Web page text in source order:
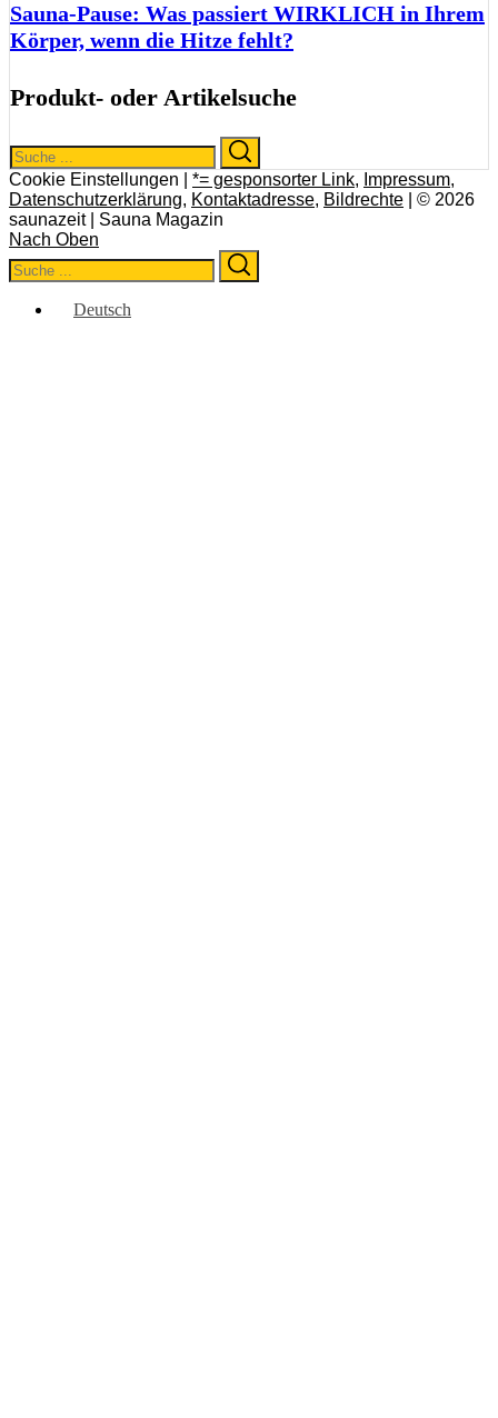
Sauna-Pause: Was passiert WIRKLICH in Ihrem
Körper, wenn die Hitze fehlt?
Produkt- oder Artikelsuche
Search
for:
Cookie Einstellungen | *= gesponsorter Link, Impressum,
Datenschutzerklärung, Kontaktadresse, Bildrechte | © 2026
saunazeit | Sauna Magazin
Nach Oben
Search
for:
Deutsch